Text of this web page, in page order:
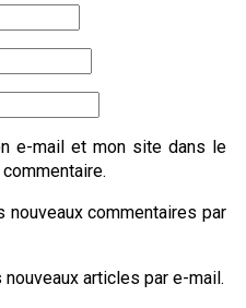
e-mail et mon site dans le
commentaires par
articles par e-mail.